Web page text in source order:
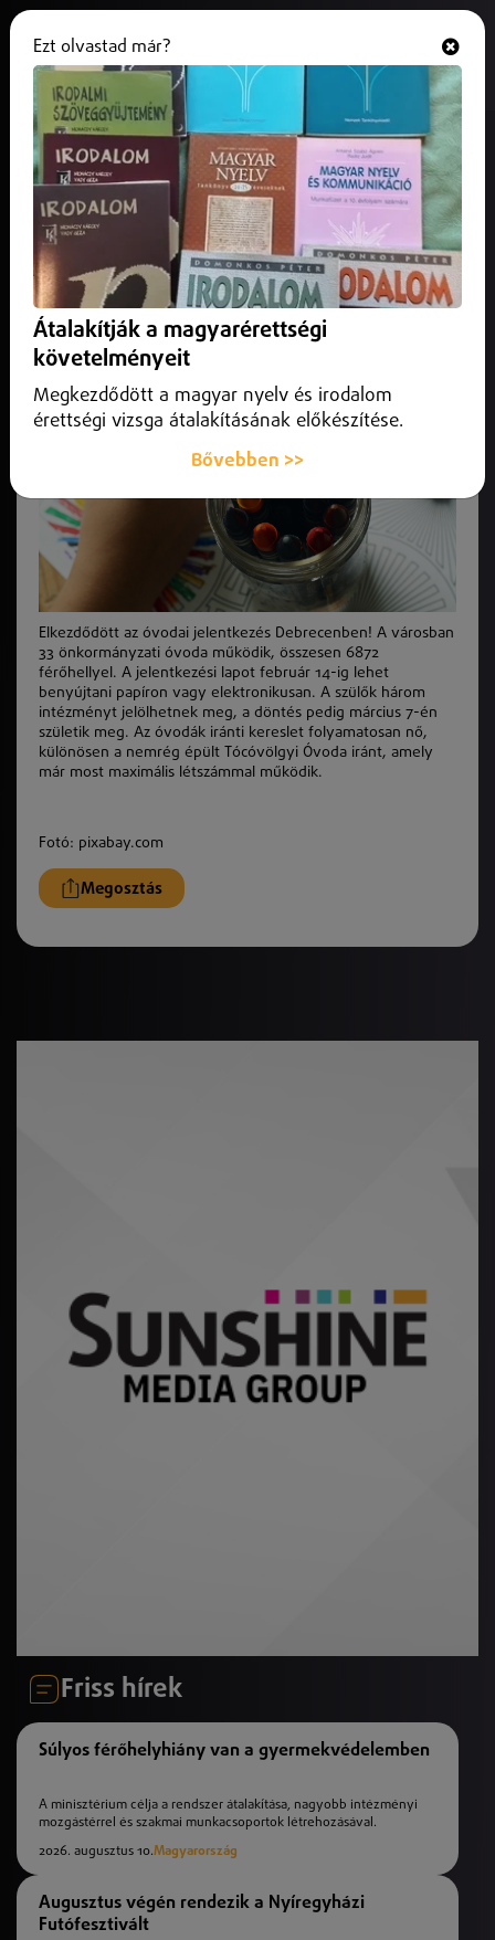
Elkezdődött az óvodai jelentkezés
Debrecenben
2025. január 28. Debrecen
A városban 33 önkormányzati óvoda működik, összesen
6872 férőhellyel.
Elkezdődött az óvodai jelentkezés Debrecenben! A városban
33 önkormányzati óvoda működik, összesen 6872
férőhellyel. A jelentkezési lapot február 14-ig lehet
benyújtani papíron vagy elektronikusan. A szülők három
intézményt jelölhetnek meg, a döntés pedig március 7-én
születik meg. Az óvodák iránti kereslet folyamatosan nő,
különösen a nemrég épült Tócóvölgyi Óvoda iránt, amely
már most maximális létszámmal működik.
Fotó: pixabay.com
Megosztás
Friss hírek
Súlyos férőhelyhiány van a gyermekvédelemben
A minisztérium célja a rendszer átalakítása, nagyobb intézményi
mozgástérrel és szakmai munkacsoportok létrehozásával.
2026. augusztus 10.Magyarország
Augusztus végén rendezik a Nyíregyházi
Futófesztivált
Ezt olvastad már?
Átalakítják a magyarérettségi
követelményeit
Megkezdődött a magyar nyelv és irodalom
érettségi vizsga átalakításának előkészítése.
Bővebben >>